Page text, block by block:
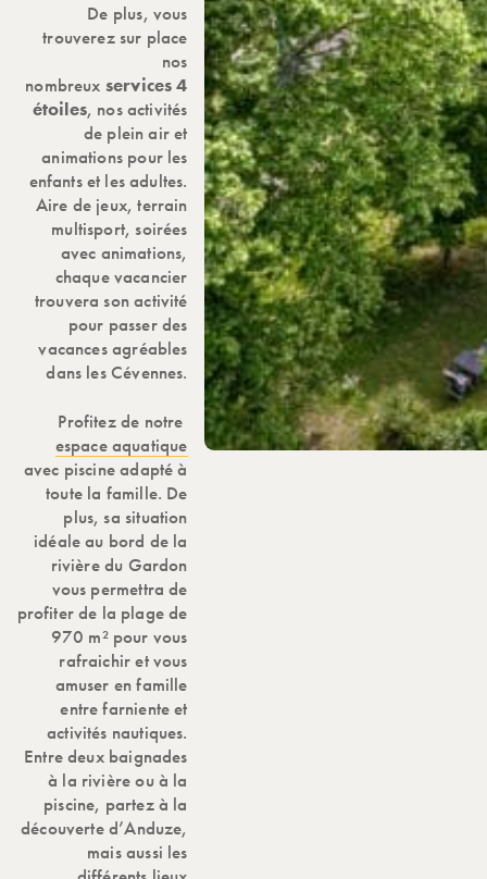
De plus, vous
trouverez sur place
nos
nombreux services 4
étoiles, nos activités
de plein air et
animations pour les
enfants et les adultes.
Aire de jeux, terrain
multisport, soirées
avec animations,
chaque vacancier
trouvera son activité
pour passer des
vacances agréables
dans les Cévennes.
Profitez de notre
espace aquatique
avec piscine adapté à
toute la famille. De
plus, sa situation
idéale au bord de la
rivière du Gardon
vous permettra de
profiter de la plage de
970 m² pour vous
rafraichir et vous
amuser en famille
entre farniente et
activités nautiques.
Entre deux baignades
à la rivière ou à la
piscine, partez à la
découverte d’Anduze,
mais aussi les